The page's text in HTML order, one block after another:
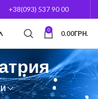
+38(093) 537 90 00
0 0.00ГРН.